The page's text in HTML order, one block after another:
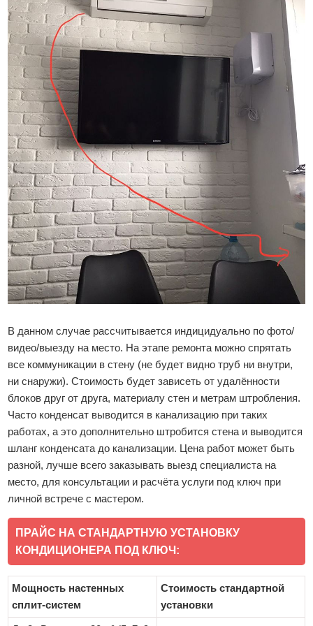
В данном случае рассчитывается индицидуально по фото/
видео/выезду на место. На этапе ремонта можно спрятать
все коммуникации в стену (не будет видно труб ни внутри,
ни снаружи). Стоимость будет зависеть от удалённости
блоков друг от друга, материалу стен и метрам штробления.
Часто конденсат выводится в канализацию при таких
работах, а это дополнительно штробится стена и выводится
шланг конденсата до канализации. Цена работ может быть
разной, лучше всего заказывать выезд специалиста на
место, для консультации и расчёта услуги под ключ при
личной встрече с мастером.
ПРАЙС НА СТАНДАРТНУЮ УСТАНОВКУ
КОНДИЦИОНЕРА ПОД КЛЮЧ:
Мощность настенных
сплит-систем
Стоимость стандартной
установки